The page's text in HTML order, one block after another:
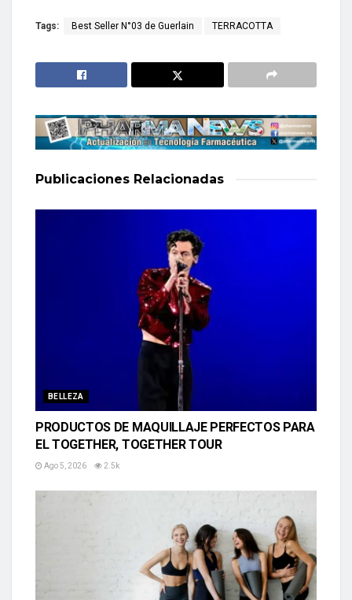
Tags: Best Seller N°03 de Guerlain TERRACOTTA
Publicaciones Relacionadas
BELLEZA
PRODUCTOS DE MAQUILLAJE PERFECTOS PARA
EL TOGETHER, TOGETHER TOUR
Ago 5, 2026 2.5k